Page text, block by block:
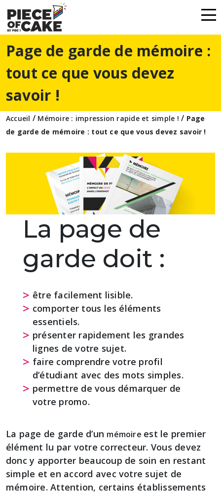
Page de garde de mémoire :
tout ce que vous devez
savoir !
Accueil / Mémoire : impression rapide et simple ! / Page
de garde de mémoire : tout ce que vous devez savoir !
La page de
garde doit :
être facilement lisible.
comporter tous les éléments
essentiels.
présenter rapidement les grandes
lignes de votre sujet.
faire comprendre votre profil
d’étudiant avec des mots simples.
permettre de vous démarquer de
votre promo.
La page de garde d’un mémoire est le premier
élément lu par votre correcteur. Vous devez
donc y apporter beaucoup de soin en restant
simple et en accord avec votre sujet de
mémoire. Attention, certains établissements